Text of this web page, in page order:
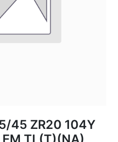
45 ZR20 104Y
TL(T)(NA)